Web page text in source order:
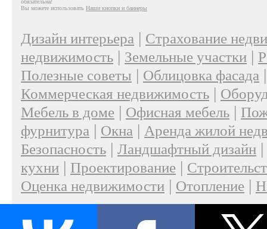
обязательна!
Вы можете использовать Наши кнопки и баннеры
Дизайн интерьера | Страхование
недвижимость | Земельные участки |
Полезные советы | Облицовка фасада
Коммерческая недвижимость |
Мебель в доме | Офисная мебель |
фурнитура | Окна | Аренда жилой
Безопасность | Ландшафтный дизайн |
кухни | Проектирование |
Оценка недвижимости | Отопление |
О проекте|